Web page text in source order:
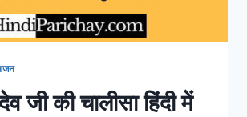
जी की चालीसा हिंदी में